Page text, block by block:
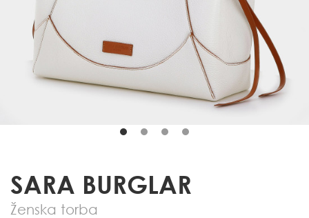
SARA BURGLAR
Ženska torba